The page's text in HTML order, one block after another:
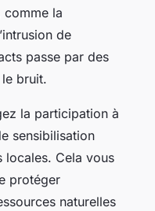
comme la
de
passe par des
bruit.
la participation à
sensibilisation
locales. Cela vous
protéger
naturelles